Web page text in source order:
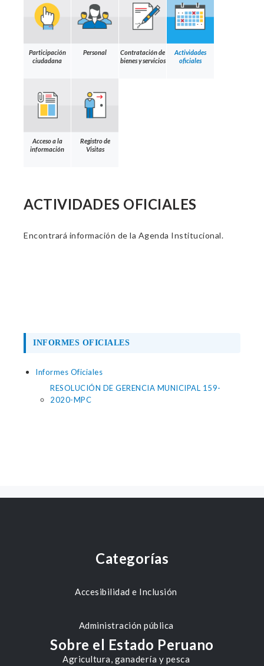
Participación
ciudadana
Personal
Contratación de
bienes y servicios
Actividades
oficiales
Acceso a la
información
Registro de
Visitas
ACTIVIDADES OFICIALES
Encontrará información de la Agenda Institucional.
INFORMES OFICIALES
Informes Oficiales
RESOLUCIÓN DE GERENCIA MUNICIPAL 159-
2020-MPC
Categorías
Accesibilidad e Inclusión
Administración pública
Agricultura, ganadería y pesca
Sobre el Estado Peruano